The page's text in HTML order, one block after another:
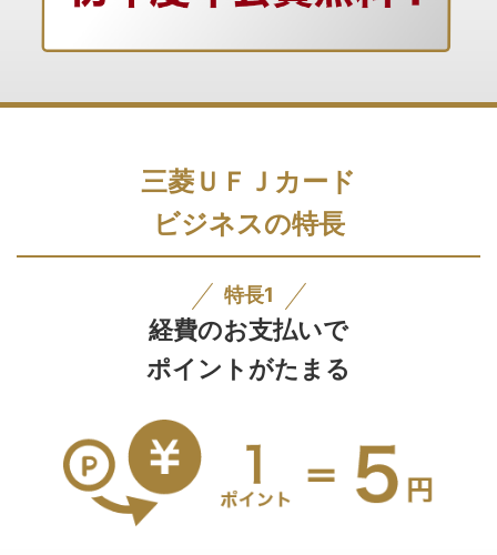
三菱ＵＦＪカード
ビジネスの特長
特長1
経費のお支払いで
ポイントがたまる